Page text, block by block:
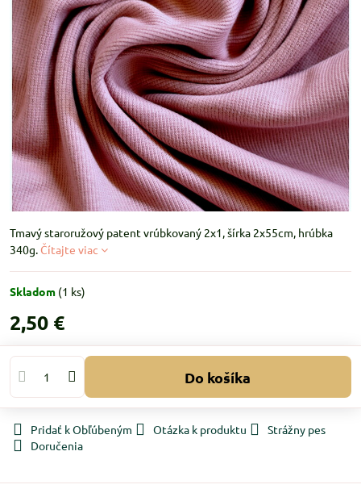
Tmavý staroružový patent vrúbkovaný 2x1, šírka 2x55cm, hrúbka
340g. Čítajte viac
Skladom (1 ks)
2,50 €
Do košíka
Pridať k Obľúbeným Otázka k produktu
Strážny pes
Doručenia